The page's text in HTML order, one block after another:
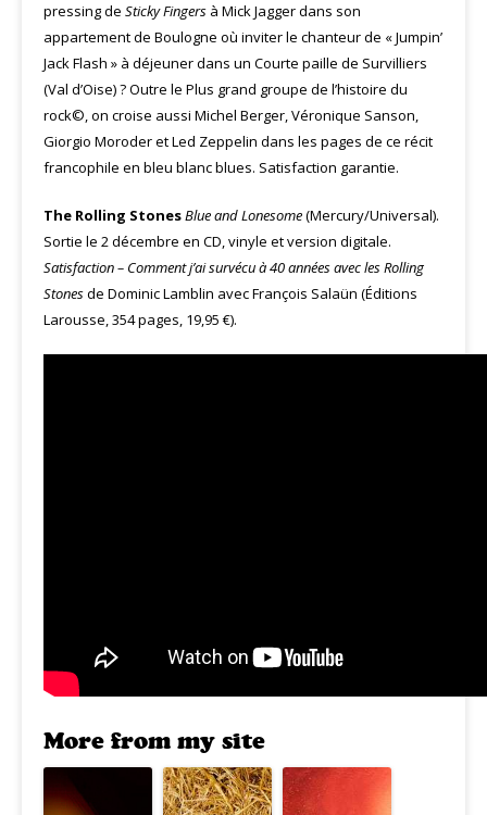
pressing de Sticky Fingers à Mick Jagger dans son
appartement de Boulogne où inviter le chanteur de « Jumpin’
Jack Flash » à déjeuner dans un Courte paille de Survilliers
(Val d’Oise) ? Outre le Plus grand groupe de l’histoire du
rock©, on croise aussi Michel Berger, Véronique Sanson,
Giorgio Moroder et Led Zeppelin dans les pages de ce récit
francophile en bleu blanc blues. Satisfaction garantie.
The Rolling StonesBlue and Lonesome(Mercury/Universal).
Sortie le 2 décembre en CD, vinyle et version digitale.
Satisfaction – Comment j’ai survécu à 40 années avec les Rolling
Stonesde Dominic Lamblin avec François Salaün (Éditions
Larousse, 354 pages, 19,95 €).
More from my site